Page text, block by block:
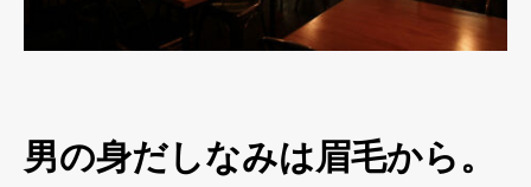
男の身だしなみは眉毛から。